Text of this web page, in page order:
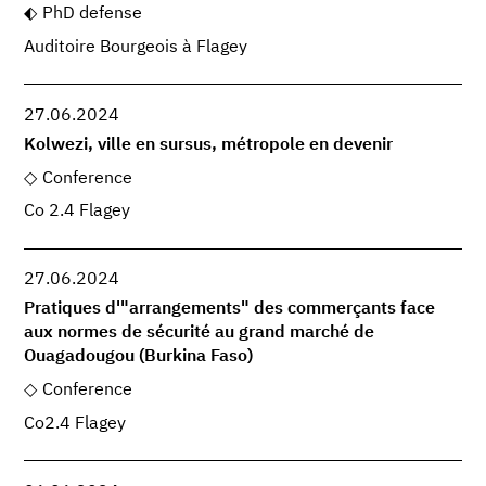
PhD defense
Auditoire Bourgeois à Flagey
27.06.2024
Kolwezi, ville en sursus, métropole en devenir
Conference
Co 2.4 Flagey
27.06.2024
Pratiques d'"arrangements" des commerçants face
aux normes de sécurité au grand marché de
Ouagadougou (Burkina Faso)
Conference
Co2.4 Flagey